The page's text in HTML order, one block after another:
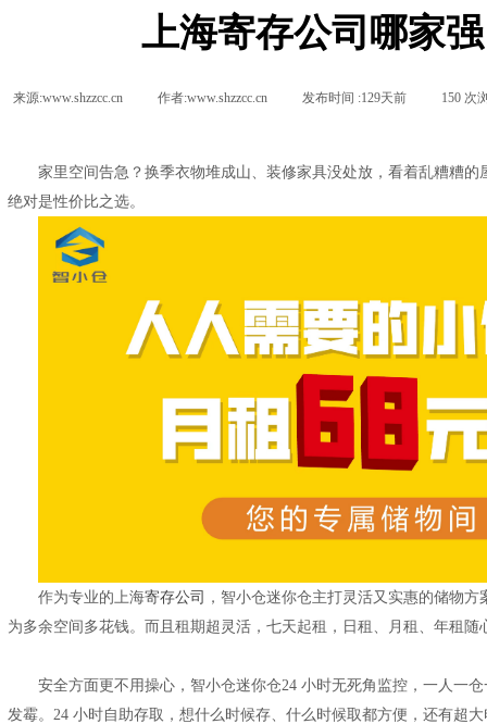
上海寄存公司哪家
来源:www.shzzcc.cn 作者:www.shzzcc.cn 发布时间 :129天前 150 次
家里空间告急？换季衣物堆成山、装修家具没处放，看着乱糟糟
绝对是性价比之选。
作为专业的上海寄存公司
，智小仓迷你仓主打灵活又实惠的储物
为多余空间多花钱。而且租期超灵活，七天起租，日租、月租、年租
安全方面更不用操心，智小仓迷你仓24 小时无死角监控，一人一
发霉。24 小时自助存取，想什么时候存、什么时候取都方便，还有超